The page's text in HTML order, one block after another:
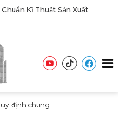
Chuẩn Kĩ Thuật Sản Xuất
định chung